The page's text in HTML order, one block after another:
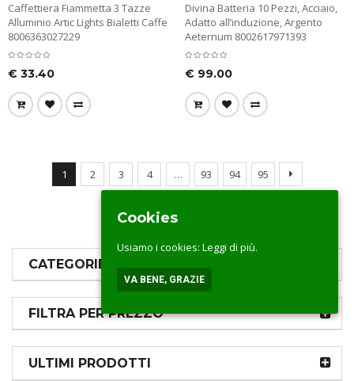
CATEGORIE PRODOTTI
FILTRA PER PREZZO
ULTIMI PRODOTTI
Caffettiera Fiammetta 3 Tazze
Alluminio Artic Lights Bialetti Caffe
8006363027229
€ 33.40
Divina Batteria 10 Pezzi, Acciaio,
Adatto all’induzione, Argento
Aeternum 8002617971393
€ 99.00
1 2 3 4 … 93 94 95
Cookies
Usiamo i cookies: Leggi di più.
VA BENE, GRAZIE